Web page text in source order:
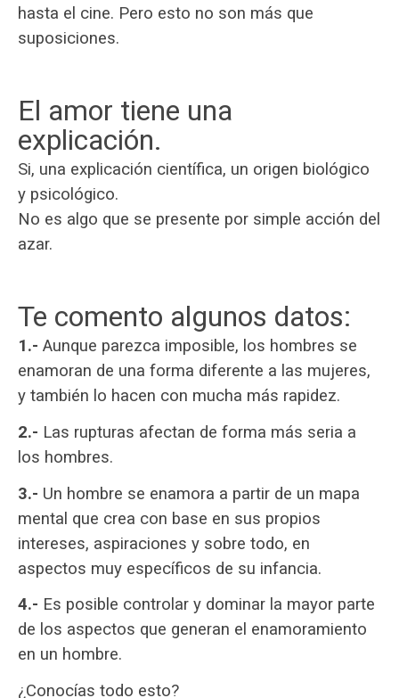
hasta el cine. Pero esto no son más que
suposiciones.
El amor tiene una
explicación.
Si, una explicación científica, un origen biológico
y psicológico.
No es algo que se presente por simple acción del
azar.
Te comento algunos datos:
1.- Aunque parezca imposible, los hombres se
enamoran de una forma diferente a las mujeres,
y también lo hacen con mucha más rapidez.
2.- Las rupturas afectan de forma más seria a
los hombres.
3.- Un hombre se enamora a partir de un mapa
mental que crea con base en sus propios
intereses, aspiraciones y sobre todo, en
aspectos muy específicos de su infancia.
4.- Es posible controlar y dominar la mayor parte
de los aspectos que generan el enamoramiento
en un hombre.
¿Conocías todo esto?